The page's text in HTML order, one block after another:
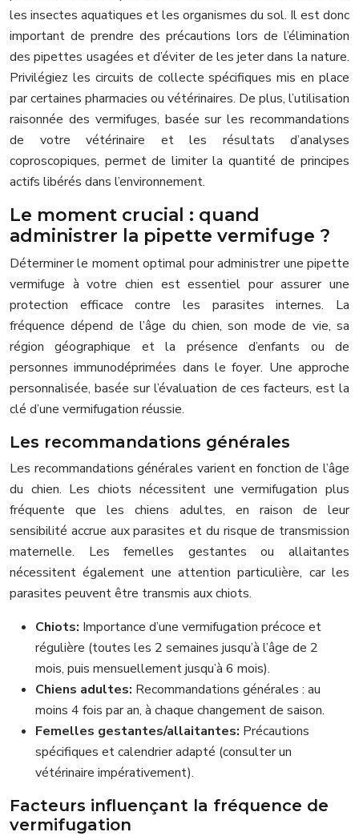
les insectes aquatiques et les organismes du sol. Il est donc
important de prendre des précautions lors de l’élimination
des pipettes usagées et d’éviter de les jeter dans la nature.
Privilégiez les circuits de collecte spécifiques mis en place
par certaines pharmacies ou vétérinaires. De plus, l’utilisation
raisonnée des vermifuges, basée sur les recommandations
de votre vétérinaire et les résultats d’analyses
coproscopiques, permet de limiter la quantité de principes
actifs libérés dans l’environnement.
Le moment crucial : quand
administrer la pipette vermifuge ?
Déterminer le moment optimal pour administrer une pipette
vermifuge à votre chien est essentiel pour assurer une
protection efficace contre les parasites internes. La
fréquence dépend de l’âge du chien, son mode de vie, sa
région géographique et la présence d’enfants ou de
personnes immunodéprimées dans le foyer. Une approche
personnalisée, basée sur l’évaluation de ces facteurs, est la
clé d’une vermifugation réussie.
Les recommandations générales
Les recommandations générales varient en fonction de l’âge
du chien. Les chiots nécessitent une vermifugation plus
fréquente que les chiens adultes, en raison de leur
sensibilité accrue aux parasites et du risque de transmission
maternelle. Les femelles gestantes ou allaitantes
nécessitent également une attention particulière, car les
parasites peuvent être transmis aux chiots.
Chiots: Importance d’une vermifugation précoce et
régulière (toutes les 2 semaines jusqu’à l’âge de 2
mois, puis mensuellement jusqu’à 6 mois).
Chiens adultes: Recommandations générales : au
moins 4 fois par an, à chaque changement de saison.
Femelles gestantes/allaitantes: Précautions
spécifiques et calendrier adapté (consulter un
vétérinaire impérativement).
Facteurs influençant la fréquence de
vermifugation